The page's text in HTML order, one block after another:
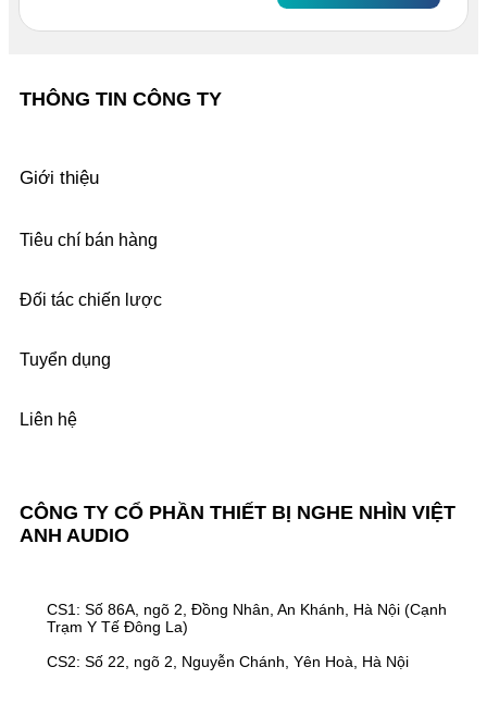
CÔNG TY CỔ PHẦN THIẾT BỊ NGHE NHÌN VIỆT
ANH AUDIO
CS1: Số 86A, ngõ 2, Đồng Nhân, An Khánh, Hà Nội (Cạnh
Trạm Y Tế Đông La)
CS2: Số 22, ngõ 2, Nguyễn Chánh, Yên Hoà, Hà Nội
THÔNG TIN CÔNG TY
Giới thiệu
Tiêu chí bán hàng
Đối tác chiến lược
Tuyển dụng
Liên hệ